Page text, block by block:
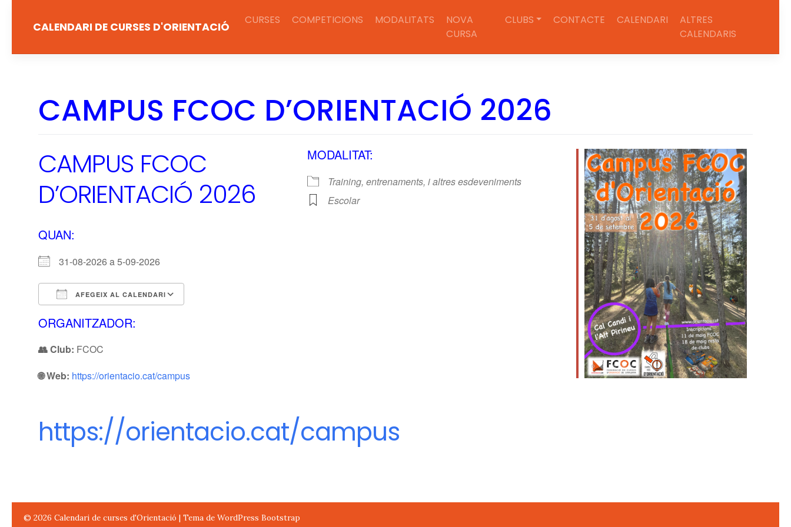
CALENDARI DE CURSES D'ORIENTACIÓ
CURSES COMPETICIONS MODALITATS
NOVA
CURSA
CLUBS CONTACTE CALENDARI
ALTRES
CALENDARIS
CAMPUS FCOC D’ORIENTACIÓ 2026
CAMPUS FCOC
D’ORIENTACIÓ 2026
QUAN:
31-08-2026 a 5-09-2026
AFEGEIX AL CALENDARI
Descarrega ICS Outlook Live
ORGANITZADOR:
👥 Club: FCOC
🌐 Web: https://orientacio.cat/campus
MODALITAT:
Training, entrenaments, i altres esdeveniments
Escolar
https://orientacio.cat/campus
© 2026 Calendari de curses d'Orientació | Tema de WordPress Bootstrap